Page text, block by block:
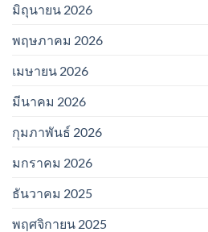
มิถุนายน 2026
พฤษภาคม 2026
เมษายน 2026
มีนาคม 2026
กุมภาพันธ์ 2026
มกราคม 2026
ธันวาคม 2025
พฤศจิกายน 2025